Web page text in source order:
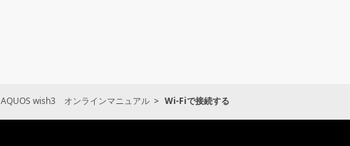
AQUOS wish3 オンラインマニュアル Wi-Fiで接続する